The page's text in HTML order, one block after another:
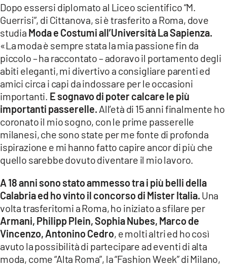
CATANZAROCHANNEL.IT
LACAPITALENEWS.IT
App
ANDROID
APPLE
Dopo essersi diplomato al Liceo scientifico “M.
Guerrisi”, di Cittanova, si è trasferito a Roma, dove
studia Moda e Costumi all’Università La Sapienza.
«La moda è sempre stata la mia passione fin da
piccolo – ha raccontato – adoravo il portamento degli
abiti eleganti, mi divertivo a consigliare parenti ed
amici circa i capi da indossare per le occasioni
importanti. E sognavo di poter calcare le più
importanti passerelle. All’età di 15 anni finalmente ho
coronato il mio sogno, con le prime passerelle
milanesi, che sono state per me fonte di profonda
ispirazione e mi hanno fatto capire ancor di più che
quello sarebbe dovuto diventare il mio lavoro.
A 18 anni sono stato ammesso tra i più belli della
Calabria ed ho vinto il concorso di Mister Italia. Una
volta trasferitomi a Roma, ho iniziato a sfilare per
Armani, Philipp Plein, Sophia Nubes, Marco de
Vincenzo, Antonino Cedro, e molti altri ed ho così
avuto la possibilità di partecipare ad eventi di alta
moda, come “Alta Roma”, la “Fashion Week” di Milano,